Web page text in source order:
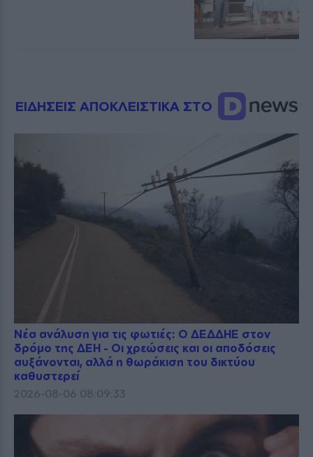
ΕΙΔΗΣΕΙΣ ΑΠΟΚΛΕΙΣΤΙΚΑ ΣΤΟ
Νέα ανάλυση για τις φωτιές: Ο ΔΕΔΔΗΕ στον
δρόμο της ΔΕΗ - Οι χρεώσεις και οι αποδόσεις
αυξάνονται, αλλά η θωράκιση του δικτύου
καθυστερεί
2026-08-06 08:09:33